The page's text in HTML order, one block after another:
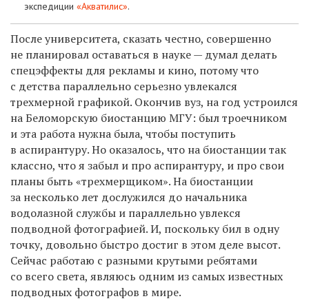
экспедиции «Акватилис».
После университета, сказать честно, совершенно
не планировал оставаться в науке — думал делать
спецэффекты для рекламы и кино, потому что
с детства параллельно серьезно увлекался
трехмерной графикой. Окончив вуз, на год устроился
на Беломорскую биостанцию МГУ: был троечником
и эта работа нужна была, чтобы поступить
в аспирантуру. Но оказалось, что на биостанции так
классно, что я забыл и про аспирантуру, и про свои
планы быть «трехмерщиком». На биостанции
за несколько лет дослужился до начальника
водолазной службы и параллельно увлекся
подводной фотографией. И, поскольку бил в одну
точку, довольно быстро достиг в этом деле высот.
Сейчас работаю с разными крутыми ребятами
со всего света, являюсь одним из самых известных
подводных фотографов в мире.